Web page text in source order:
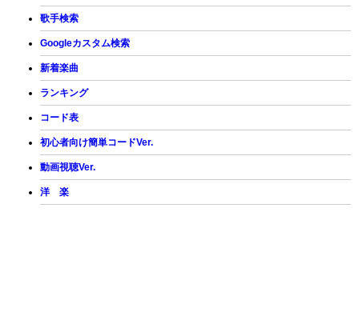
歌手検索
Googleカスタム検索
新着楽曲
ランキング
コード表
初心者向け簡単コードVer.
動画視聴Ver.
洋 楽